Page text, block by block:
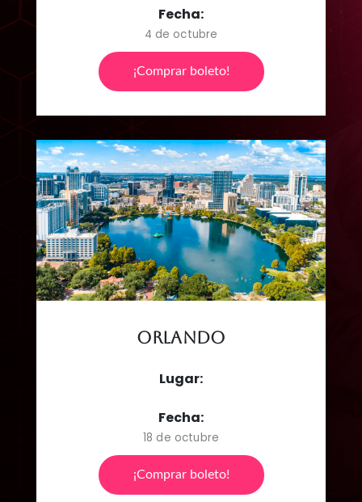
Fecha:
4 de octubre
¡Comprar boleto!
Orlando
Lugar:
Fecha:
18 de octubre
¡Comprar boleto!